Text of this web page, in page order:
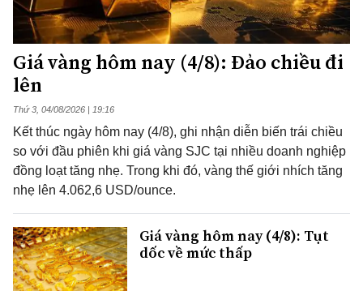
Giá vàng hôm nay (4/8): Đảo chiều đi
lên
Thứ 3, 04/08/2026 | 19:16
Kết thúc ngày hôm nay (4/8), ghi nhận diễn biến trái chiều
so với đầu phiên khi giá vàng SJC tại nhiều doanh nghiệp
đồng loạt tăng nhẹ. Trong khi đó, vàng thế giới nhích tăng
nhẹ lên 4.062,6 USD/ounce.
Giá vàng hôm nay (4/8): Tụt
dốc về mức thấp